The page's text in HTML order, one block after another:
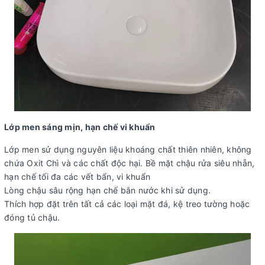
Lớp men sáng mịn, hạn chế vi khuẩn
Lớp men sử dụng nguyên liệu khoáng chất thiên nhiên, không
chứa Oxit Chì và các chất độc hại. Bề mặt chậu rửa siêu nhẵn,
hạn chế tối đa các vết bẩn, vi khuẩn
Lòng chậu sâu rộng hạn chế bắn nước khi sử dụng.
Thích hợp đặt trên tất cả các loại mặt đá, kệ treo tường hoặc
đóng tủ chậu.